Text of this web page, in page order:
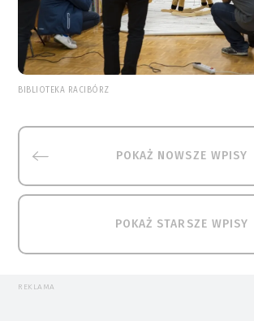
BIBLIOTEKA RACIBÓRZ
POKAŻ NOWSZE WPISY
POKAŻ STARSZE WPISY
REKLAMA